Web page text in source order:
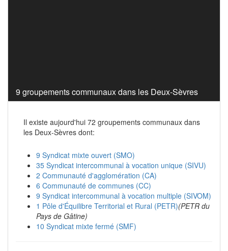
9 groupements communaux dans les Deux-Sèvres
Il existe aujourd'hui 72 groupements communaux dans
les Deux-Sèvres dont:
9 Syndicat mixte ouvert (SMO)
35 Syndicat intercommunal à vocation unique (SIVU)
2 Communauté d'agglomération (CA)
6 Communauté de communes (CC)
9 Syndicat intercommunal à vocation multiple (SIVOM)
1 Pôle d'Équilibre Territorial et Rural (PETR)(PETR du
Pays de Gâtine)
10 Syndicat mixte fermé (SMF)